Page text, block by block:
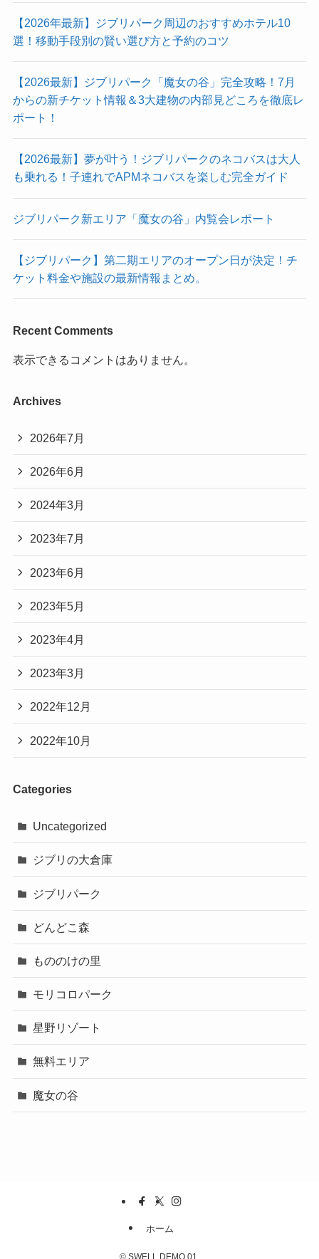
【2026年最新】ジブリパーク周辺のおすすめホテル10
選！移動手段別の賢い選び方と予約のコツ
【2026最新】ジブリパーク「魔女の谷」完全攻略！7月
からの新チケット情報＆3大建物の内部見どころを徹底レ
ポート！
【2026最新】夢が叶う！ジブリパークのネコバスは大人
も乗れる！子連れでAPMネコバスを楽しむ完全ガイド
ジブリパーク新エリア「魔女の谷」内覧会レポート
【ジブリパーク】第二期エリアのオープン日が決定！チ
ケット料金や施設の最新情報まとめ。
Recent Comments
表示できるコメントはありません。
Archives
2026年7月
2026年6月
2024年3月
2023年7月
2023年6月
2023年5月
2023年4月
2023年3月
2022年12月
2022年10月
Categories
Uncategorized
ジブリの大倉庫
ジブリパーク
どんどこ森
もののけの里
モリコロパーク
星野リゾート
無料エリア
魔女の谷
ホーム
© SWELL DEMO 01.